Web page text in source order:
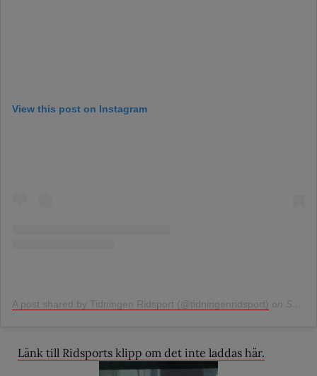
View this post on Instagram
A post shared by Tidningen Ridsport (@tidningenridsport) on Sep 22, 2018 at 4:51am PDT
Länk till Ridsports klipp om det inte laddas här.